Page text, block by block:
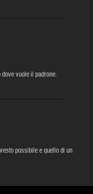
vuole il padrone.
possibile e quello di un